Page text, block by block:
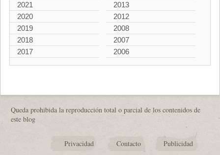
2021
2020
2019
2018
2017
2013
2012
2008
2007
2006
Queda prohibida la reproducción total o parcial de los contenidos de
este blog
Privacidad Contacto Publicidad